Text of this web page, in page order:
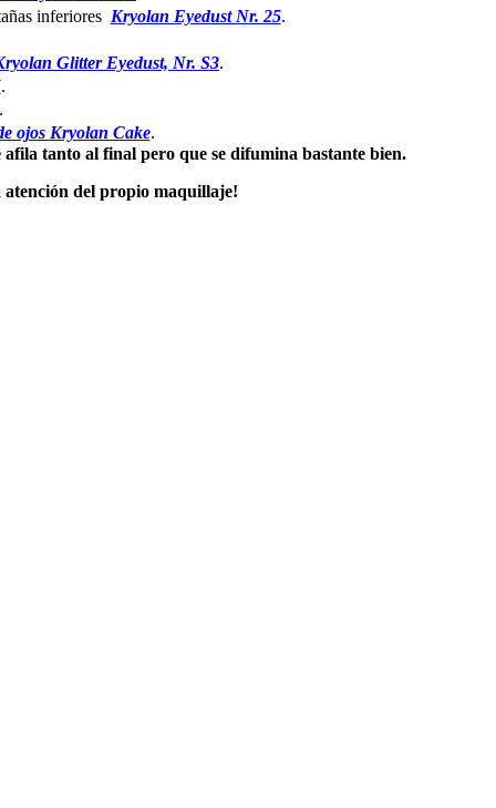
inferiores Kryolan Eyedust Nr. 25.
Glitter Eyedust, Nr. S3.
.
ojos Kryolan Cake.
tanto al final pero que se difumina bastante bien.
atención del propio maquillaje!